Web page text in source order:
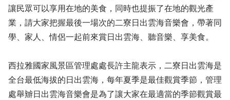
讓民眾可以享用在地的美食，同時也提振了在地的觀光產
業，請大家把握最後一場次的二寮日出雲海音樂會，帶著同
學、家人、情侶一起前來賞日出雲海、聽音樂、享美食。
西拉雅國家風景區管理處處長許主龍表示，二寮日出雲海是
全台最低海拔的日出雲海，每年夏季是最佳觀賞季節，管理
處舉辧日出雲海音樂會是為了讓大家在最適當的季節觀賞最